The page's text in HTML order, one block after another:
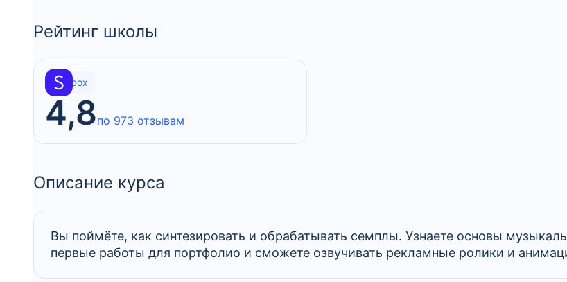
Рейтинг школы
Skillbox
4,8по 973 отзывам
Описание курса
Вы поймёте, как синтезировать и обрабатывать семплы. Узнаете основы
первые работы для портфолио и сможете озвучивать рекламные ролики и